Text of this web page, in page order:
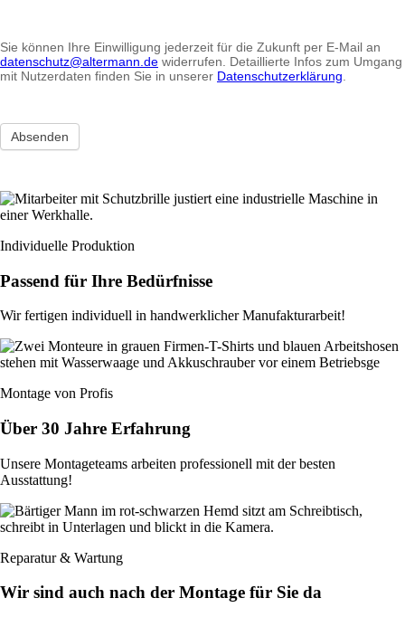
Sie können Ihre Einwilligung jederzeit für die Zukunft per E-Mail an
datenschutz@altermann.de widerrufen. Detaillierte Infos zum Umgang
mit Nutzerdaten finden Sie in unserer Datenschutzerklärung
Absenden
Individuelle Produktion
Passend für Ihre Bedürfnisse
Wir fertigen individuell in handwerklicher Manufakturarbeit!
Montage von Profis
Über 30 Jahre Erfahrung
Unsere Montageteams arbeiten professionell mit der besten
Ausstattung!
Reparatur & Wartung
Wir sind auch nach der Montage für Sie da